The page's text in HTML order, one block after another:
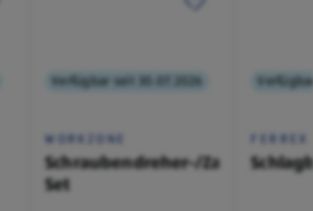
Verfügbar seit 30.07.2026
WORKZONE
Schraubendreher-/Zangen-
Set
FERREX